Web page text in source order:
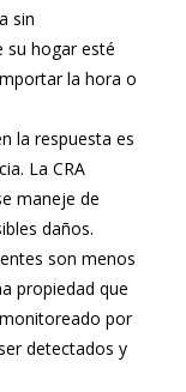
sin
su hogar esté
la hora o
la respuesta es
La CRA
maneje de
daños.
son menos
propiedad que
por
detectados y